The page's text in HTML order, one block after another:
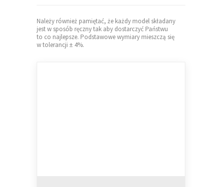
Należy również pamiętać, że każdy model składany
jest w sposób ręczny tak aby dostarczyć Państwu
to co najlepsze. Podstawowe wymiary mieszczą się
w tolerancji ± 4%.